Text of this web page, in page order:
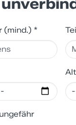
(mind.) *